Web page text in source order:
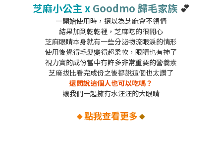
芝麻小公主 x Goodmo 歸毛家族💕
一開始使用時，還以為芝麻會不領情
結果加到乾乾裡，芝麻吃的很開心
芝麻眼睛本身就有一些分泌物流眼淚的情形
使用後覺得毛髮變得超柔軟，眼睛也有神了
視力寶的成份當中有許多非常重要的營養素
芝麻拔比看完成份之後都說這個也太讚了
還問說這個人也可以吃嗎？
讓我們一起擁有水汪汪的大眼睛
🔸點我查看更多🔸